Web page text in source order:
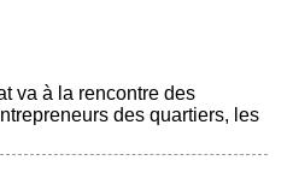
va à la rencontre des
des quartiers, les